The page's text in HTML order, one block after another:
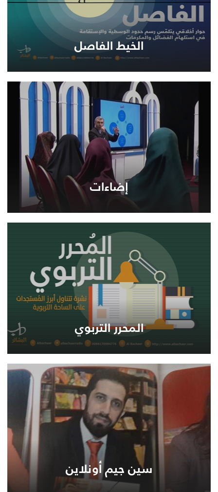
الخيط الفاصل
إضاءات
المحرر التربوي
سين جيم أونلاين